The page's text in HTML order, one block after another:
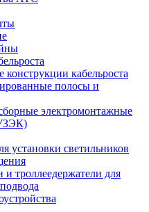
кабельроста
полосы и
электромонтажные
установки светильников
троллеедержатели для